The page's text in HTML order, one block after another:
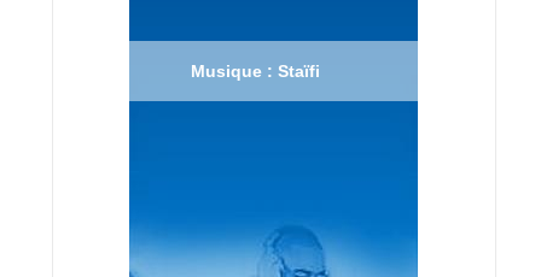
Musique : Staïfi